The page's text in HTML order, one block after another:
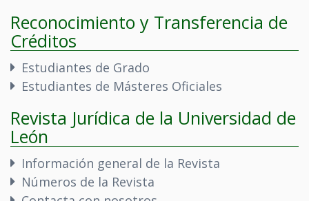
Reconocimiento y Transferencia de
Créditos
Estudiantes de Grado
Estudiantes de Másteres Oficiales
Revista Jurídica de la Universidad de
León
Información general de la Revista
Números de la Revista